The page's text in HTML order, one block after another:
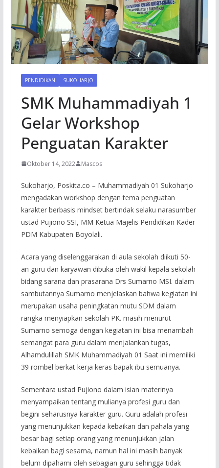
PENDIDIKAN SUKOHARJO
SMK Muhammadiyah 1
Gelar Workshop
Penguatan Karakter
Oktober 14, 2022 Mascos
Sukoharjo, Poskita.co – Muhammadiyah 01 Sukoharjo
mengadakan workshop dengan tema penguatan
karakter berbasis mindset bertindak selaku narasumber
ustad Pujiono SSI, MM Ketua Majelis Pendidikan Kader
PDM Kabupaten Boyolali.
Acara yang diselenggarakan di aula sekolah diikuti 50-
an guru dan karyawan dibuka oleh wakil kepala sekolah
bidang sarana dan prasarana Drs Sumarno MSI. dalam
sambutannya Sumarno menjelaskan bahwa kegiatan ini
merupakan usaha peningkatan mutu SDM dalam
rangka menyiapkan sekolah PK. masih menurut
Sumarno semoga dengan kegiatan ini bisa menambah
semangat para guru dalam menjalankan tugas,
Alhamdulillah SMK Muhammadiyah 01 Saat ini memiliki
39 rombel berkat kerja keras bapak ibu semuanya.
Sementara ustad Pujiono dalam isian materinya
menyampaikan tentang mulianya profesi guru dan
begini seharusnya karakter guru. Guru adalah profesi
yang menunjukkan kepada kebaikan dan pahala yang
besar bagi setiap orang yang menunjukkan jalan
kebaikan bagi sesama, namun hal ini masih banyak
belum dipahami oleh sebagian guru sehingga tidak